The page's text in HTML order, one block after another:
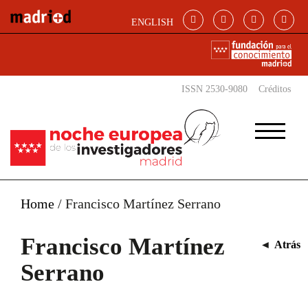
ENGLISH
ISSN 2530-9080 Créditos
Home / Francisco Martínez Serrano
Francisco Martínez
Serrano
◄ Atrás